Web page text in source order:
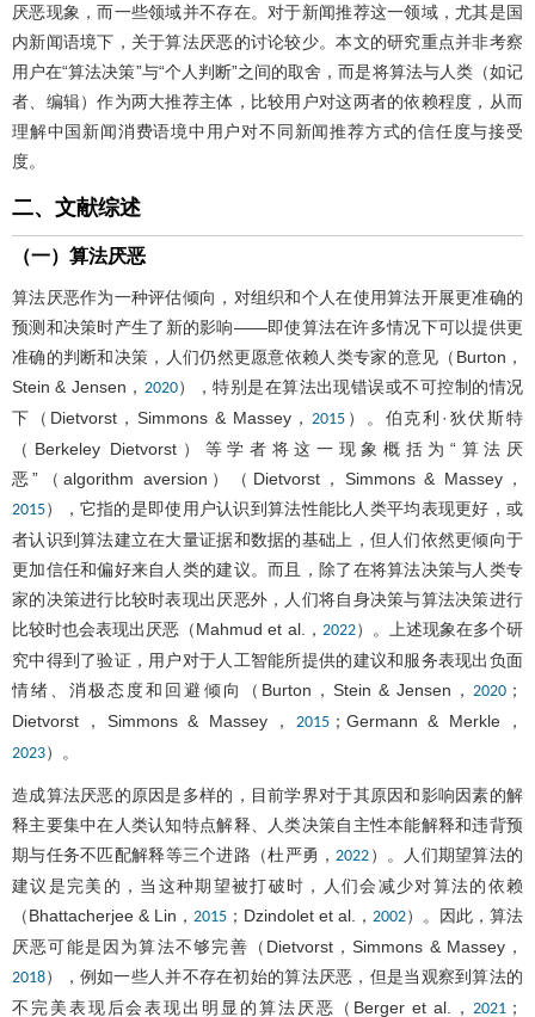
厌恶现象，而一些领域并不存在。对于新闻推荐这一领域，尤其是国
内新闻语境下，关于算法厌恶的讨论较少。本文的研究重点并非考察
用户在“算法决策”与“个人判断”之间的取舍，而是将算法与人类（如记
者、编辑）作为两大推荐主体，比较用户对这两者的依赖程度，从而
理解中国新闻消费语境中用户对不同新闻推荐方式的信任度与接受
度。
二、文献综述
（一）算法厌恶
算法厌恶作为一种评估倾向，对组织和个人在使用算法开展更准确的
预测和决策时产生了新的影响——即使算法在许多情况下可以提供更
准确的判断和决策，人们仍然更愿意依赖人类专家的意见（Burton，
Stein & Jensen， 2020），特别是在算法出现错误或不可控制的情况
下（Dietvorst，Simmons & Massey， 2015 ）。伯克利·狄伏斯特
（Berkeley Dietvorst）等学者将这一现象概括为“算法厌
恶”（algorithm aversion）（Dietvorst，Simmons & Massey，
2015），它指的是即使用户认识到算法性能比人类平均表现更好，或
者认识到算法建立在大量证据和数据的基础上，但人们依然更倾向于
更加信任和偏好来自人类的建议。而且，除了在将算法决策与人类专
家的决策进行比较时表现出厌恶外，人们将自身决策与算法决策进行
比较时也会表现出厌恶（Mahmud et al.， 2022）。上述现象在多个研
究中得到了验证，用户对于人工智能所提供的建议和服务表现出负面
情绪、消极态度和回避倾向（Burton，Stein & Jensen， 2020 ；
Dietvorst，Simmons & Massey， 2015；Germann & Merkle，
2023）。
造成算法厌恶的原因是多样的，目前学界对于其原因和影响因素的解
释主要集中在人类认知特点解释、人类决策自主性本能解释和违背预
期与任务不匹配解释等三个进路（杜严勇， 2022 ）。人们期望算法的
建议是完美的，当这种期望被打破时，人们会减少对算法的依赖
（Bhattacherjee & Lin， 2015 ；Dzindolet et al.， 2002）。因此，算法
厌恶可能是因为算法不够完善（Dietvorst，Simmons & Massey，
2018），例如一些人并不存在初始的算法厌恶，但是当观察到算法的
不完美表现后会表现出明显的算法厌恶（Berger et al.， 2021 ；